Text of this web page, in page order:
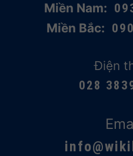
Miền Nam:
Miền Bắc:
Điện
028